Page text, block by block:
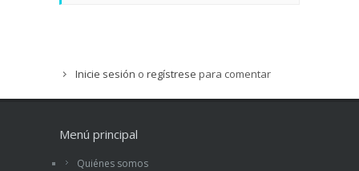
Inicie sesión o regístrese para comentar
Menú principal
Quiénes somos